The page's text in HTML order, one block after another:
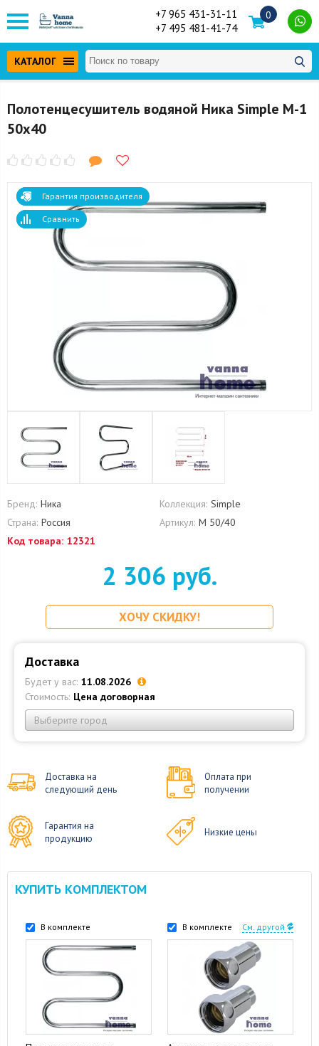
+7 965 431-31-11
+7 495 481-41-74
0
КАТАЛОГ
Полотенцесушитель водяной Ника Simple М-1
50x40
Гарантия производителя
Сравнить
Бренд: Ника Коллекция: Simple
Страна: Россия Артикул: М 50/40
Код товара: 12321
2 306 руб.
ХОЧУ СКИДКУ!
Доставка
Будет у вас: 11.08.2026
Стоимость: Цена договорная
Выберите город
Доставка на
следующий день
Оплата при
получении
Гарантия на
продукцию
Низкие цены
КУПИТЬ КОМПЛЕКТОМ
В комплекте В комплекте См. другой